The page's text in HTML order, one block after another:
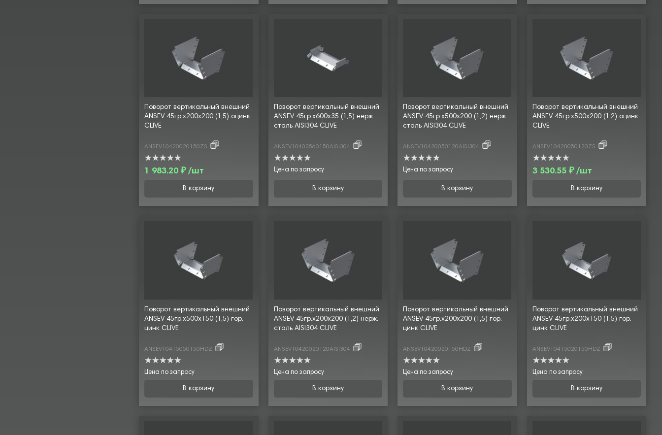
Поворот вертикальный внешний
ANSEV 45гр.х200х200 (1,5) оцинк.
CLIVE
ANSEV10420020150ZS
1 983.20 ₽ /шт
В корзину
Поворот вертикальный внешний
ANSEV 45гр.х600х35 (1,5) нерж.
сталь AISI304 CLIVE
ANSEV10403560150AISI304
Цена по запросу
В корзину
Поворот вертикальный внешний
ANSEV 45гр.х500х200 (1,2) нерж.
сталь AISI304 CLIVE
ANSEV10420050120AISI304
Цена по запросу
В корзину
Поворот вертикальный внешний
ANSEV 45гр.х500х200 (1,2) оцинк.
CLIVE
ANSEV10420050120ZS
3 530.55 ₽ /шт
В корзину
Поворот вертикальный внешний
ANSEV 45гр.х500х150 (1,5) гор.
цинк CLIVE
ANSEV10415050150HDZ
Цена по запросу
В корзину
Поворот вертикальный внешний
ANSEV 45гр.х200х200 (1,2) нерж.
сталь AISI304 CLIVE
ANSEV10420020120AISI304
Цена по запросу
В корзину
Поворот вертикальный внешний
ANSEV 45гр.х200х200 (1,5) гор.
цинк CLIVE
ANSEV10420020150HDZ
Цена по запросу
В корзину
Поворот вертикальный внешний
ANSEV 45гр.х200х150 (1,5) гор.
цинк CLIVE
ANSEV10415020150HDZ
Цена по запросу
В корзину